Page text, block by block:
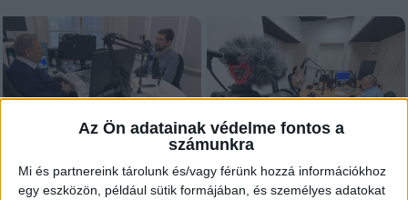
Az Ön adatainak védelme fontos a
számunkra
Mi és partnereink tárolunk és/vagy férünk hozzá információkhoz
egy eszközön, például sütik formájában, és személyes adatokat
Podcast dr. Aradi Csabával – 04. Podcast dr. Aradi Csabával – 03.